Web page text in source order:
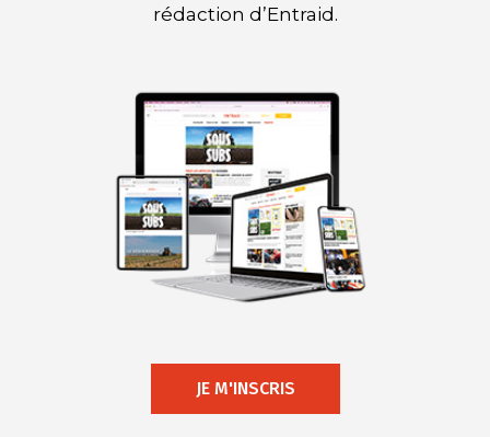
rédaction d’Entraid.
JE M'INSCRIS